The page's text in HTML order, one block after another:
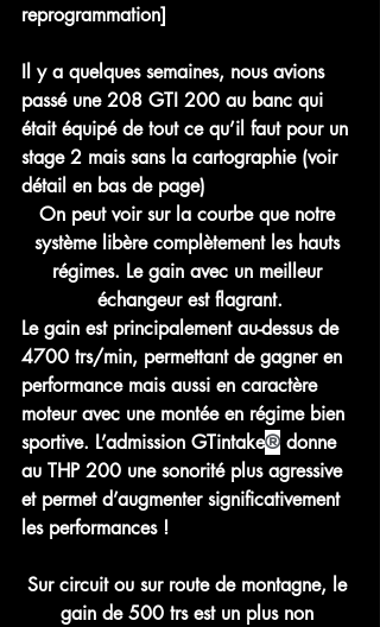
reprogrammation]
Il y a quelques semaines, nous avions
passé une 208 GTI 200 au banc qui
était équipé de tout ce qu’il faut pour un
stage 2 mais sans la cartographie (voir
détail en bas de page)
On peut voir sur la courbe que notre
système libère complètement les hauts
régimes. Le gain avec un meilleur
échangeur est flagrant.
Le gain est principalement au-dessus de
4700 trs/min, permettant de gagner en
performance mais aussi en caractère
moteur avec une montée en régime bien
sportive. L’admission GTintake® donne
au THP 200 une sonorité plus agressive
et permet d’augmenter significativement
les performances !
Sur circuit ou sur route de montagne, le
gain de 500 trs est un plus non